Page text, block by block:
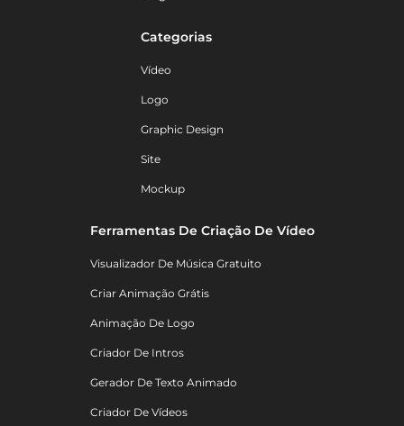
Categorias
Vídeo
Logo
Graphic Design
Site
Mockup
Ferramentas De Criação De Vídeo
Visualizador De Música Gratuito
Criar Animação Grátis
Animação De Logo
Criador De Intros
Gerador De Texto Animado
Criador De Vídeos